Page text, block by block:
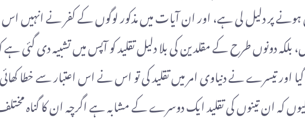
پر دلیل لی ہے، اور ان آیات میں مذکور لوگوں کے کفر نے انہیں
دونوں طرح کے مقلدین کی بلا دلیل تقلید کو آپس میں تشبیہ دی
پڑ گیا اور تیسرے نے دنیاوی امر میں تقلید کی تو اس نے اس اعتبار سے خطا
ان تینوں کی تقلید ایک دوسرے کے مشابہ ہے اگرچہ ان کا گناہ مختلف